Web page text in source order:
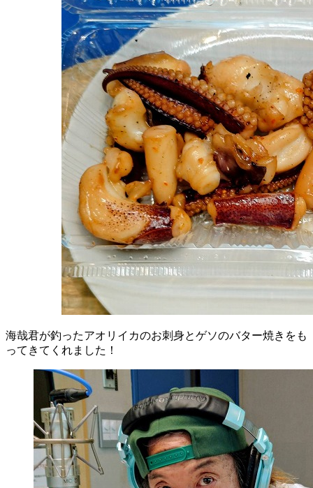
海哉君が釣ったアオリイカのお刺身とゲソのバター焼きをも
ってきてくれました！